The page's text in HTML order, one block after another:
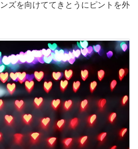
ズを向けててきとうにピントを外